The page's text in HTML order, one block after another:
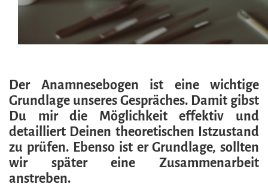
Der Anamnesebogen ist eine wichtige
Grundlage unseres Gespräches. Damit gibst
Du mir die Möglichkeit effektiv und
detailliert Deinen theoretischen Istzustand
zu prüfen. Ebenso ist er Grundlage, sollten
wir später eine Zusammenarbeit
anstreben.